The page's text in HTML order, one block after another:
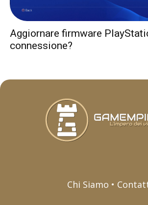
Aggiornare firmware
connessione?
Chi Siamo •